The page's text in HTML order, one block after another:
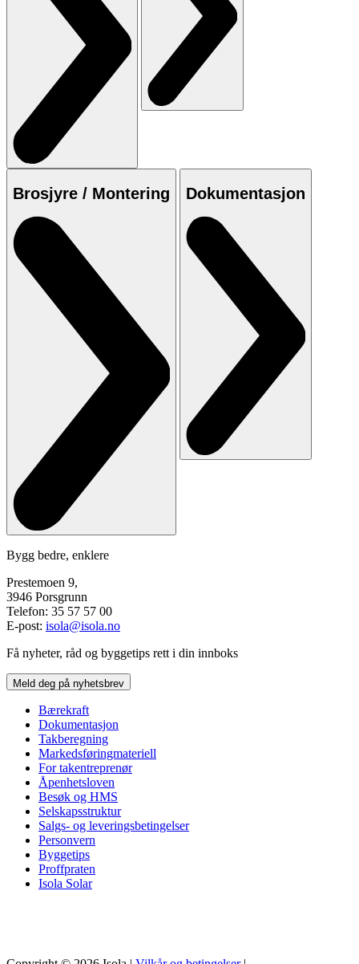
Brosjyre / Montering Dokumentasjon
Bygg bedre, enklere
Prestemoen 9,
3946 Porsgrunn
Telefon: 35 57 57 00
E-post: isola@isola.no
Få nyheter, råd og byggetips rett i din innboks
Meld deg på nyhetsbrev
Bærekraft
Dokumentasjon
Takberegning
Markedsføringmateriell
For takentreprenør
Åpenhetsloven
Besøk og HMS
Selskapsstruktur
Salgs- og leveringsbetingelser
Personvern
Byggetips
Proffpraten
Isola Solar